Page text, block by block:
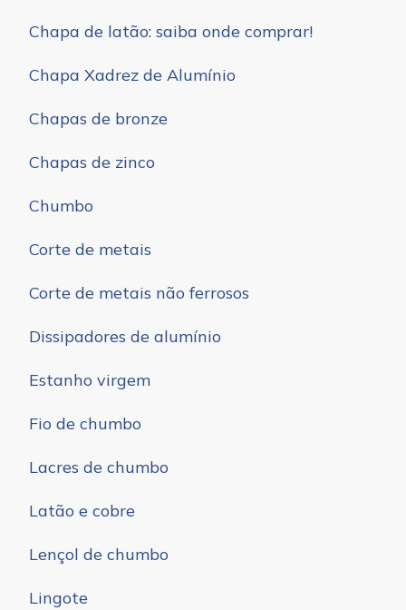
Chapa de latão: saiba onde comprar!
Chapa Xadrez de Alumínio
Chapas de bronze
Chapas de zinco
Chumbo
Corte de metais
Corte de metais não ferrosos
Dissipadores de alumínio
Estanho virgem
Fio de chumbo
Lacres de chumbo
Latão e cobre
Lençol de chumbo
Lingote